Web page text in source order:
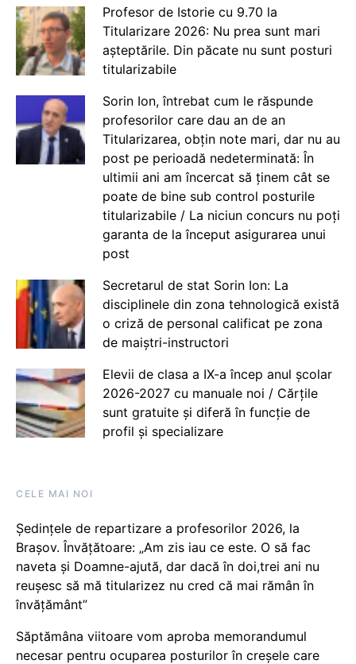
Profesor de Istorie cu 9.70 la
Titularizare 2026: Nu prea sunt mari
așteptările. Din păcate nu sunt posturi
titularizabile
Sorin Ion, întrebat cum le răspunde
profesorilor care dau an de an
Titularizarea, obțin note mari, dar nu au
post pe perioadă nedeterminată: În
ultimii ani am încercat să ținem cât se
poate de bine sub control posturile
titularizabile / La niciun concurs nu poți
garanta de la început asigurarea unui
post
Secretarul de stat Sorin Ion: La
disciplinele din zona tehnologică există
o criză de personal calificat pe zona
de maiștri-instructori
Elevii de clasa a IX-a încep anul școlar
2026-2027 cu manuale noi / Cărțile
sunt gratuite și diferă în funcție de
profil și specializare
CELE MAI NOI
Ședințele de repartizare a profesorilor 2026, la
Brașov. Învățătoare: „Am zis iau ce este. O să fac
naveta și Doamne-ajută, dar dacă în doi,trei ani nu
reușesc să mă titularizez nu cred că mai rămân în
învățământ”
Săptămâna viitoare vom aproba memorandumul
necesar pentru ocuparea posturilor în creșele care